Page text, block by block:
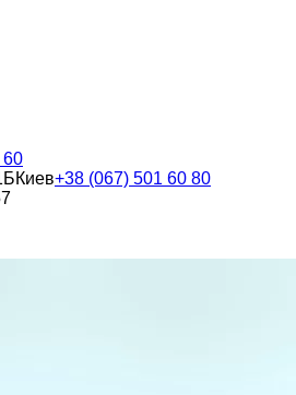
60
Киев+38 (067) 501 60 80